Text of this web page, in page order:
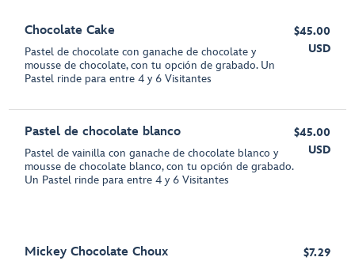
Chocolate Cake
Pastel de chocolate con ganache de chocolate y
mousse de chocolate, con tu opción de grabado. Un
Pastel rinde para entre 4 y 6 Visitantes
$45.00
USD
Pastel de chocolate blanco
Pastel de vainilla con ganache de chocolate blanco y
mousse de chocolate blanco, con tu opción de grabado.
Un Pastel rinde para entre 4 y 6 Visitantes
$45.00
USD
Mickey Chocolate Choux
$7.29